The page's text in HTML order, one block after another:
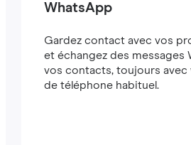
WhatsApp
Gardez contact avec vos
et échangez des messages
vos contacts, toujours avec
de téléphone habituel.